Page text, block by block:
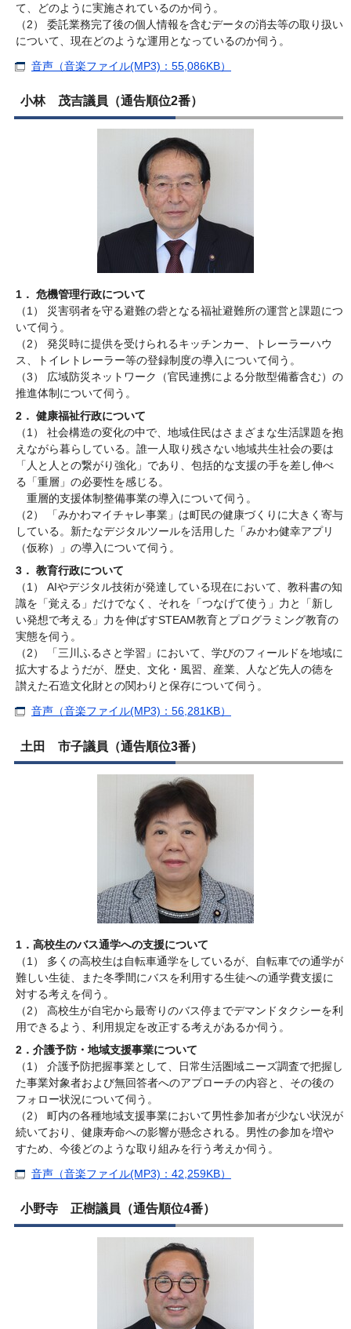
て、どのように実施されているのか伺う。
（2） 委託業務完了後の個人情報を含むデータの消去等の取り扱い
について、現在どのような運用となっているのか伺う。
音声（音楽ファイル(MP3)：55,086KB）
小林 茂吉議員（通告順位2番）
1． 危機管理行政について
（1） 災害弱者を守る避難の砦となる福祉避難所の運営と課題につ
いて伺う。
（2） 発災時に提供を受けられるキッチンカー、トレーラーハウ
ス、トイレトレーラー等の登録制度の導入について伺う。
（3） 広域防災ネットワーク（官民連携による分散型備蓄含む）の
推進体制について伺う。
2． 健康福祉行政について
（1） 社会構造の変化の中で、地域住民はさまざまな生活課題を抱
えながら暮らしている。誰一人取り残さない地域共生社会の要は
「人と人との繋がり強化」であり、包括的な支援の手を差し伸べ
る「重層」の必要性を感じる。
重層的支援体制整備事業の導入について伺う。
（2） 「みかわマイチャレ事業」は町民の健康づくりに大きく寄与
している。新たなデジタルツールを活用した「みかわ健幸アプリ
（仮称）」の導入について伺う。
3． 教育行政について
（1） AIやデジタル技術が発達している現在において、教科書の知
識を「覚える」だけでなく、それを「つなげて使う」力と「新し
い発想で考える」力を伸ばすSTEAM教育とプログラミング教育の
実態を伺う。
（2） 「三川ふるさと学習」において、学びのフィールドを地域に
拡大するようだが、歴史、文化・風習、産業、人など先人の徳を
讃えた石造文化財との関わりと保存について伺う。
音声（音楽ファイル(MP3)：56,281KB）
土田 市子議員（通告順位3番）
1．高校生のバス通学への支援について
（1） 多くの高校生は自転車通学をしているが、自転車での通学が
難しい生徒、また冬季間にバスを利用する生徒への通学費支援に
対する考えを伺う。
（2） 高校生が自宅から最寄りのバス停までデマンドタクシーを利
用できるよう、利用規定を改正する考えがあるか伺う。
2．介護予防・地域支援事業について
（1） 介護予防把握事業として、日常生活圏域ニーズ調査で把握し
た事業対象者および無回答者へのアプローチの内容と、その後の
フォロー状況について伺う。
（2） 町内の各種地域支援事業において男性参加者が少ない状況が
続いており、健康寿命への影響が懸念される。男性の参加を増や
すため、今後どのような取り組みを行う考えか伺う。
音声（音楽ファイル(MP3)：42,259KB）
小野寺 正樹議員（通告順位4番）